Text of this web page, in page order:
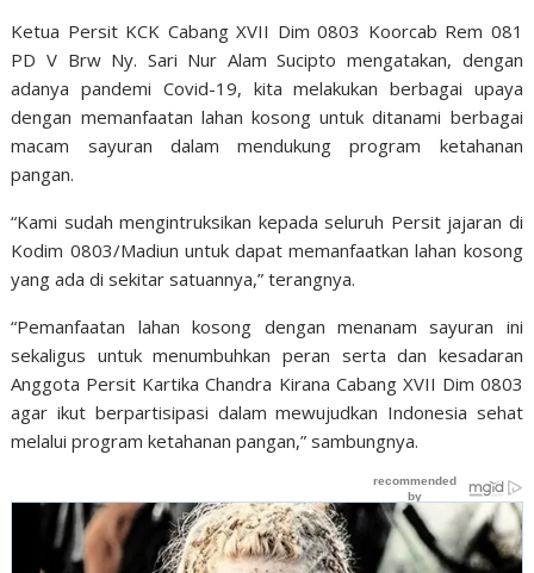
Ketua Persit KCK Cabang XVII Dim 0803 Koorcab Rem 081
PD V Brw Ny. Sari Nur Alam Sucipto mengatakan, dengan
adanya pandemi Covid-19, kita melakukan berbagai upaya
dengan memanfaatan lahan kosong untuk ditanami berbagai
macam sayuran dalam mendukung program ketahanan
pangan.
“Kami sudah mengintruksikan kepada seluruh Persit jajaran di
Kodim 0803/Madiun untuk dapat memanfaatkan lahan kosong
yang ada di sekitar satuannya,” terangnya.
“Pemanfaatan lahan kosong dengan menanam sayuran ini
sekaligus untuk menumbuhkan peran serta dan kesadaran
Anggota Persit Kartika Chandra Kirana Cabang XVII Dim 0803
agar ikut berpartisipasi dalam mewujudkan Indonesia sehat
melalui program ketahanan pangan,” sambungnya.